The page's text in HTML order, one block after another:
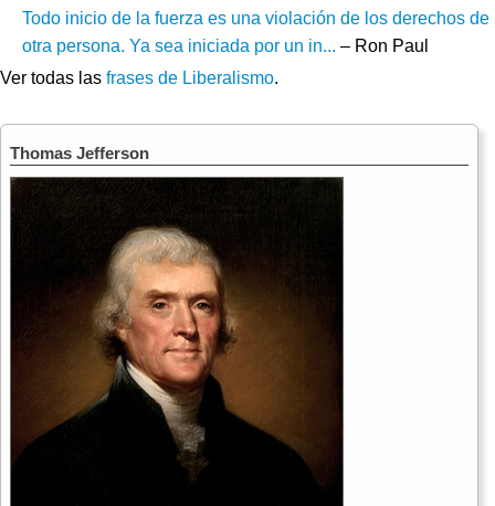
Todo inicio de la fuerza es una violación de los derechos de
otra persona. Ya sea iniciada por un in... – Ron Paul
Ver todas las frases de Liberalismo.
Thomas Jefferson